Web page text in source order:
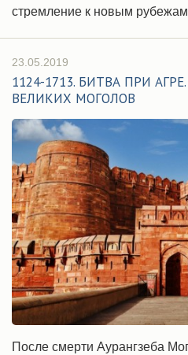
стремление к новым
23.05.2019
1124-1713. БИТВА ПРИ
ВЕЛИКИХ МОГОЛОВ
После смерти Аурангзеба